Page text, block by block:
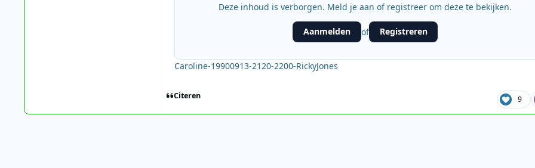
Deze inhoud is verborgen. Meld je aan of registreer om deze te bekijken.
Aanmelden of Registreren
Caroline-19900913-2120-2200-RickyJones
Citeren 9